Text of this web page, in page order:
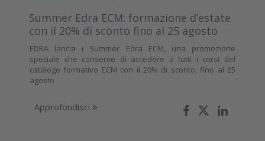
Summer Edra ECM: formazione d’estate
con il 20% di sconto fino al 25 agosto
EDRA lancia i Summer Edra ECM, una promozione
speciale che consente di accedere a tutti i corsi del
catalogo formativo ECM con il 20% di sconto, fino al 25
agosto
Approfondisci